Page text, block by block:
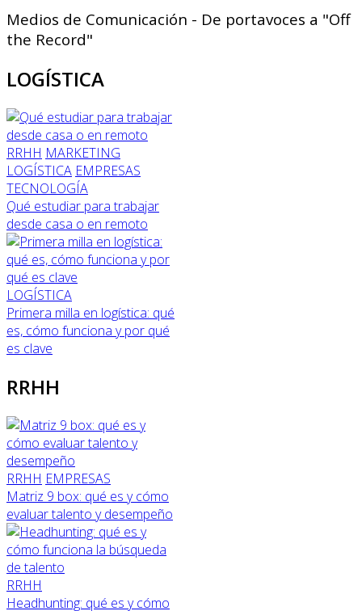
Medios de Comunicación - De portavoces a "Off
the Record"
LOGÍSTICA
RRHH MARKETING
LOGÍSTICA EMPRESAS
TECNOLOGÍA
Qué estudiar para trabajar
desde casa o en remoto
LOGÍSTICA
Primera milla en logística: qué
es, cómo funciona y por qué
es clave
RRHH
RRHH EMPRESAS
Matriz 9 box: qué es y cómo
evaluar talento y desempeño
RRHH
Headhunting: qué es y cómo